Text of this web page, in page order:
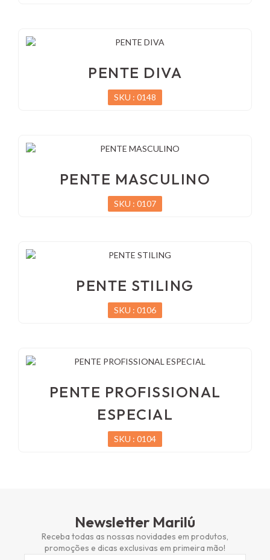
PENTE DIVA
SKU : 0148
PENTE MASCULINO
SKU : 0107
PENTE STILING
SKU : 0106
PENTE PROFISSIONAL
ESPECIAL
SKU : 0104
Newsletter Marilú
Receba todas as nossas novidades em produtos,
promoções e dicas exclusivas em primeira mão!